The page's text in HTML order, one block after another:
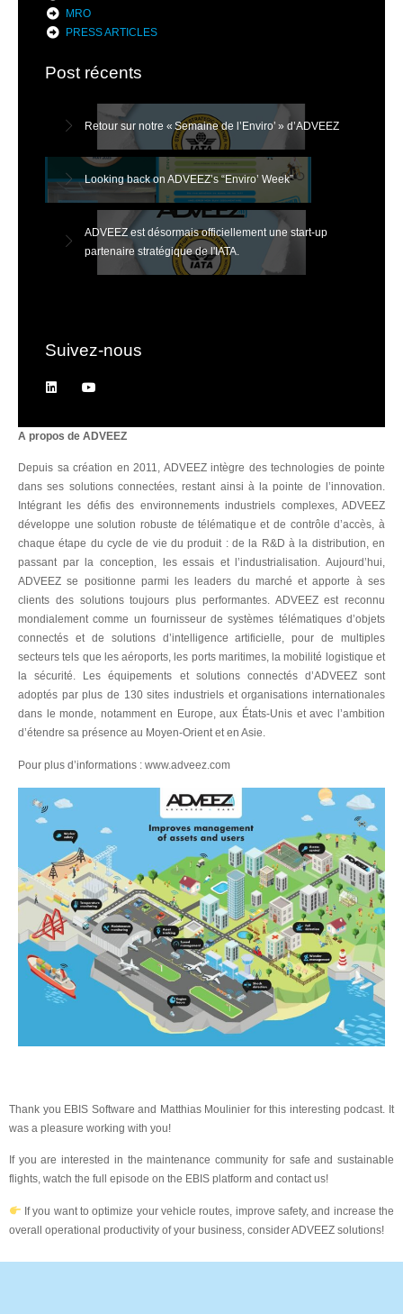
MRO
PRESS ARTICLES
Post récents
Retour sur notre « Semaine de l’Enviro’ » d’ADVEEZ
Looking back on ADVEEZ’s “Enviro’ Week”
ADVEEZ est désormais officiellement une start-up
partenaire stratégique de l'IATA.
Suivez-nous
A propos de ADVEEZ
Depuis sa création en 2011, ADVEEZ intègre des technologies de pointe
dans ses solutions connectées, restant ainsi à la pointe de l’innovation.
Intégrant les défis des environnements industriels complexes, ADVEEZ
développe une solution robuste de télématique et de contrôle d’accès, à
chaque étape du cycle de vie du produit : de la R&D à la distribution, en
passant par la conception, les essais et l’industrialisation. Aujourd’hui,
ADVEEZ se positionne parmi les leaders du marché et apporte à ses
clients des solutions toujours plus performantes. ADVEEZ est reconnu
mondialement comme un fournisseur de systèmes télématiques d’objets
connectés et de solutions d’intelligence artificielle, pour de multiples
secteurs tels que les aéroports, les ports maritimes, la mobilité logistique et
la sécurité. Les équipements et solutions connectés d’ADVEEZ sont
adoptés par plus de 130 sites industriels et organisations internationales
dans le monde, notamment en Europe, aux États-Unis et avec l’ambition
d’étendre sa présence au Moyen-Orient et en Asie.
Pour plus d’informations : www.adveez.com
Thank you EBIS Software and Matthias Moulinier for this interesting podcast. It
was a pleasure working with you!
If you are interested in the maintenance community for safe and sustainable
flights, watch the full episode on the EBIS platform and contact us!
If you want to optimize your vehicle routes, improve safety, and increase the
overall operational productivity of your business, consider ADVEEZ solutions!